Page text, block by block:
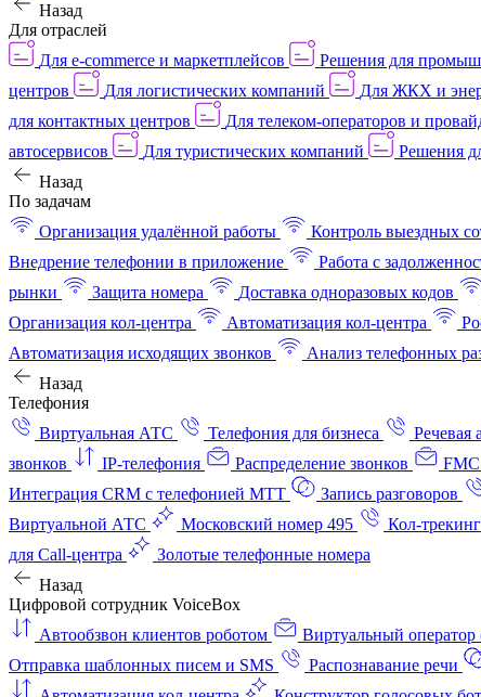
Назад
Для отраслей
Для e-commerce и маркетплейсов
Решения для
центров
Для логистических компаний Для ЖКХ и
для контактных центров
Для телеком-операторов и
автосервисов
Для туристических компаний Решения
Назад
По задачам
Организация удалённой работы
Контроль выездных
Внедрение телефонии в приложение
Работа с
рынки
Защита номера Доставка одноразовых кодов
Организация кол-центра
Автоматизация кол-центра
Автоматизация исходящих звонков
Анализ телефонных
Назад
Телефония
Виртуальная АТС
Телефония для бизнеса Речевая
звонков
IP-телефония Распределение звонков FMC
Интеграция CRM с телефонией МТТ
Запись разговоров
Виртуальной АТС
Московский номер 495 Кол-трекинг
для Call-центра
Золотые телефонные номера
Назад
Цифровой сотрудник VoiceBox
Автообзвон клиентов роботом
Виртуальный оператор
Отправка шаблонных писем и SMS
Распознавание речи